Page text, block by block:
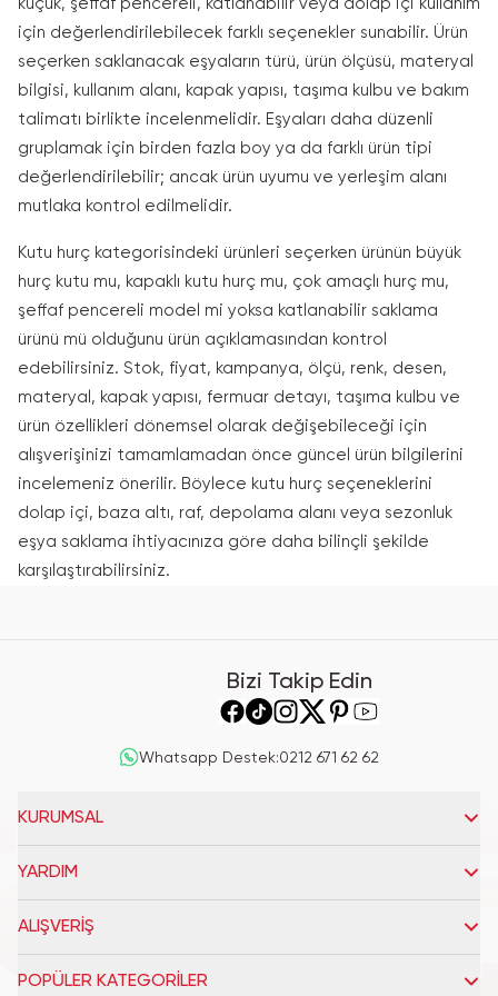
küçük, şeffaf pencereli, katlanabilir veya dolap içi kullanım
için değerlendirilebilecek farklı seçenekler sunabilir. Ürün
seçerken saklanacak eşyaların türü, ürün ölçüsü, materyal
bilgisi, kullanım alanı, kapak yapısı, taşıma kulbu ve bakım
talimatı birlikte incelenmelidir. Eşyaları daha düzenli
gruplamak için birden fazla boy ya da farklı ürün tipi
değerlendirilebilir; ancak ürün uyumu ve yerleşim alanı
mutlaka kontrol edilmelidir.
Kutu hurç kategorisindeki ürünleri seçerken ürünün büyük
hurç kutu mu, kapaklı kutu hurç mu, çok amaçlı hurç mu,
şeffaf pencereli model mi yoksa katlanabilir saklama
ürünü mü olduğunu ürün açıklamasından kontrol
edebilirsiniz. Stok, fiyat, kampanya, ölçü, renk, desen,
materyal, kapak yapısı, fermuar detayı, taşıma kulbu ve
ürün özellikleri dönemsel olarak değişebileceği için
alışverişinizi tamamlamadan önce güncel ürün bilgilerini
incelemeniz önerilir. Böylece kutu hurç seçeneklerini
dolap içi, baza altı, raf, depolama alanı veya sezonluk
eşya saklama ihtiyacınıza göre daha bilinçli şekilde
karşılaştırabilirsiniz.
Bizi Takip Edin
Whatsapp Destek:0212 671 62 62
KURUMSAL
YARDIM
ALIŞVERİŞ
POPÜLER KATEGORİLER